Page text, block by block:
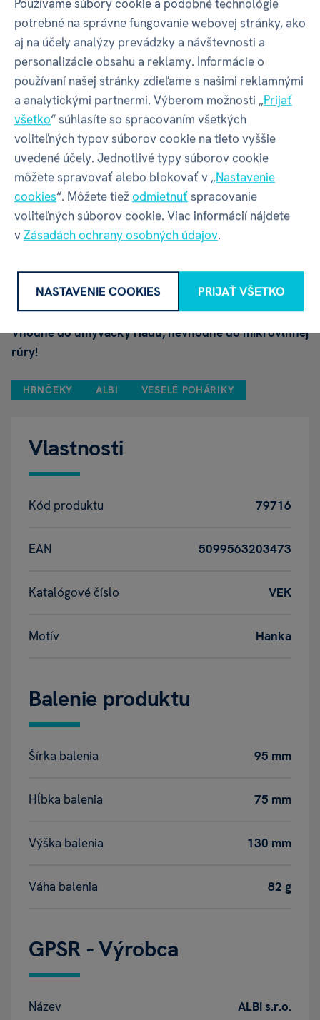
Veselý pohárik - Hanka
Detské poháriky smilými kreslenými dizajnami
adesiatkami mien, budú skvelým darčekom
a pomocníkom pre vašich nezbedníkov. Veselé
poháriky môžu využiť ako napitie studených nápojov
tak aj ako držiak na zubné kefky alebo na pastelky.
Vyrobené sú z ekologického azdravotne nezávadného
recyklovenéhoplastu rPET(recyklované PET fľaše),
bez BPA a ftalátov.
nápojov z dôvodu, žepohárik nemá uško.
Objem:250 ml
Vhodné do umývačky riadu, nevhodné do mikrovlnnej
rúry!
HRNČEKY ALBI VESELÉ POHÁRIKY
Vlastnosti
Kód produktu 79716
EAN 5099563203473
Katalógové číslo VEK
Motív Hanka
Balenie produktu
Šírka balenia 95 mm
Hĺbka balenia 75 mm
Výška balenia 130 mm
Váha balenia 82 g
GPSR - Výrobca
Název ALBI s.r.o.
Používame súbory cookie a podobné technológie
potrebné na správne fungovanie webovej stránky, ako
aj na účely analýzy prevádzky a návštevnosti a
personalizácie obsahu a reklamy. Informácie o
používaní našej stránky zdieľame s našimi reklamnými
a analytickými partnermi. Výberom možnosti „Prijať
všetko“ súhlasíte so spracovaním všetkých
voliteľných typov súborov cookie na tieto vyššie
uvedené účely. Jednotlivé typy súborov cookie
môžete spravovať alebo blokovať v „Nastavenie
cookies“. Môžete tiežodmietnuťspracovanie
voliteľných súborov cookie. Viac informácií nájdete
vZásadách ochrany osobných údajov.
NASTAVENIE COOKIES PRIJAŤ VŠETKO